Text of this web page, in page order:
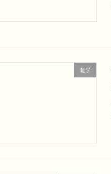
雑学